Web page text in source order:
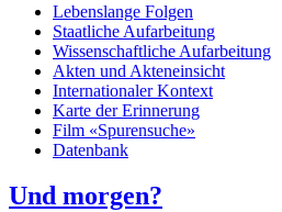
Lebenslange Folgen
Staatliche Aufarbeitung
Wissenschaftliche Aufarbeitung
Akten und Akteneinsicht
Internationaler Kontext
Karte der Erinnerung
Film «Spurensuche»
Datenbank
Und morgen?